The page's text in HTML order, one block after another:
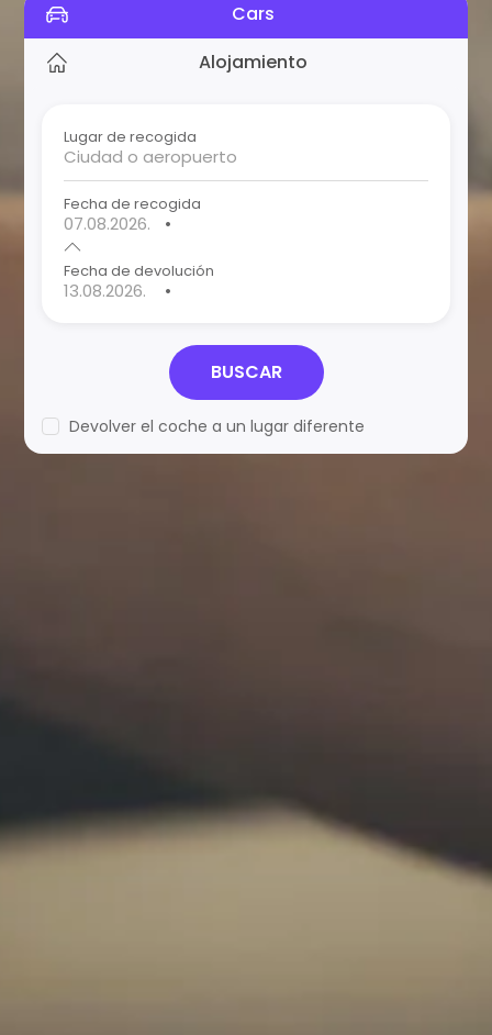
Cars
Alojamiento
Lugar de recogida
Fecha de recogida
•
Fecha de devolución
•
BUSCAR
Devolver el coche a un lugar diferente